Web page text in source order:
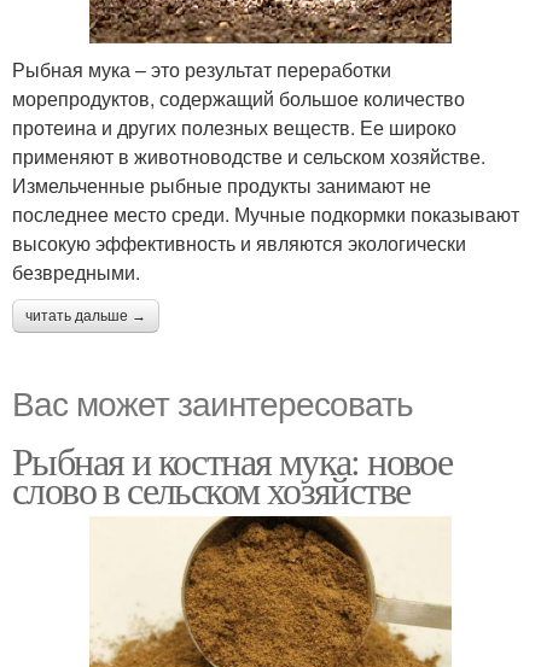
Рыбная мука – это результат переработки
морепродуктов, содержащий большое количество
протеина и других полезных веществ. Ее широко
применяют в животноводстве и сельском хозяйстве.
Измельченные рыбные продукты занимают не
последнее место среди. Мучные подкормки показывают
высокую эффективность и являются экологически
безвредными.
читать дальше →
Вас может заинтересовать
Рыбная и костная мука: новое
слово в сельском хозяйстве